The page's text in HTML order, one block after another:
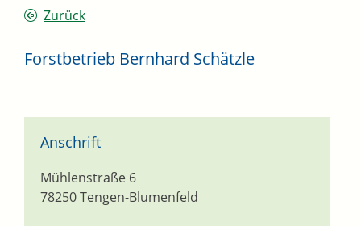
Zurück
Forstbetrieb Bernhard Schätzle
Anschrift
Mühlenstraße 6
78250Tengen-Blumenfeld